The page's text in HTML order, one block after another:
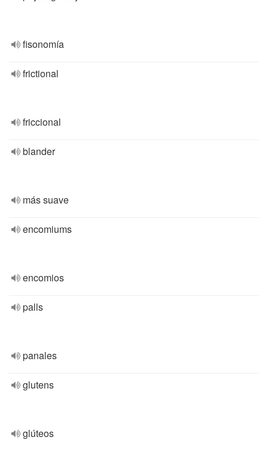
fisonomía
frictional
friccional
blander
más suave
encomiums
encomios
palls
panales
glutens
glúteos